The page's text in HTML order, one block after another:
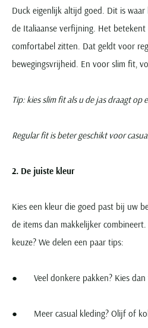
Duck eigenlijk altijd goed. Dit is
de Italiaanse verfijning. Het
comfortabel zitten. Dat geldt voor
bewegingsvrijheid. En voor slim fit,
Tip: kies slim fit als u de jas draagt op
Regular fit is beter geschikt voor
2. De juiste kleur
Kies een kleur die goed past bij uw
de items dan makkelijker
keuze? We delen een paar tips:
● Veel donkere pakken? Kies dan
● Meer casual kleding? Olijf of